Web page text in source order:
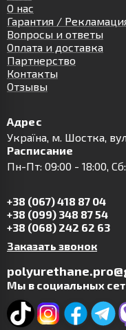
О нас
Гарантия /
Вопросы и ответы
Оплата и доставка
Партнерство
Контакты
Отзывы
Адрес
Українa, м. Шостка,
Расписание
Пн-Пт: 09:00 - 18:00,
+38 (067) 418 87 04
+38 (099) 348 87 54
+38 (068) 242 62 63
Заказать звонок
Мы в социальных